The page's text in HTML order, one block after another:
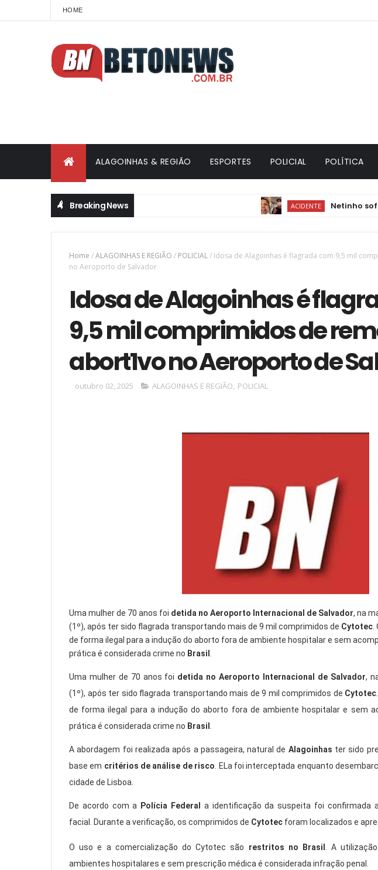
HOME
ALAGOINHAS & REGIÃO ESPORTES POLICIAL POLÍTICA
Breaking News ACIDENTE Netinho sofre
Home /ALAGOINHAS E REGIÃO / POLICIAL/ Idosa de Alagoinhas é flagrada com 9,5 mil
no Aeroporto de Salvador
Idosa de Alagoinhas é
9,5 mil comprimidos de
abort1vo no Aeroporto de
outubro 02, 2025 ALAGOINHAS E REGIÃO, POLICIAL
Uma mulher de 70 anos foi detida no Aeroporto Internacional de Salvador, na
(1º), após ter sido flagrada transportando mais de 9 mil comprimidos de Cytotec
de forma ilegal para a indução do aborto fora de ambiente hospitalar e sem
prática é considerada crime no Brasil
Uma mulher de 70 anos foi detida no Aeroporto Internacional de Salvador,
(1º), após ter sido flagrada transportando mais de 9 mil comprimidos de Cytotec
de forma ilegal para a indução do aborto fora de ambiente hospitalar e sem
prática é considerada crime no Brasil
A abordagem foi realizada após a passageira, natural de Alagoinhas ter sido
base em critérios de análise de risco . ELa foi interceptada enquanto
cidade de Lisboa.
De acordo com a Polícia Federal a identificação da suspeita foi confirmada
facial. Durante a verificação, os comprimidos de Cytotec foram localizados e
O uso e a comercialização do Cytotec são restritos no Brasil
. A
ambientes hospitalares e sem prescrição médica é considerada infração penal.